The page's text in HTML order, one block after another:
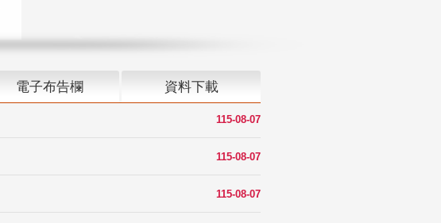
電子布告欄 資料下載
115-08-07
115-08-07
115-08-07